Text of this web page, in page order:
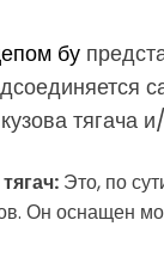
бу
тягача
Это, по
Он оснащен